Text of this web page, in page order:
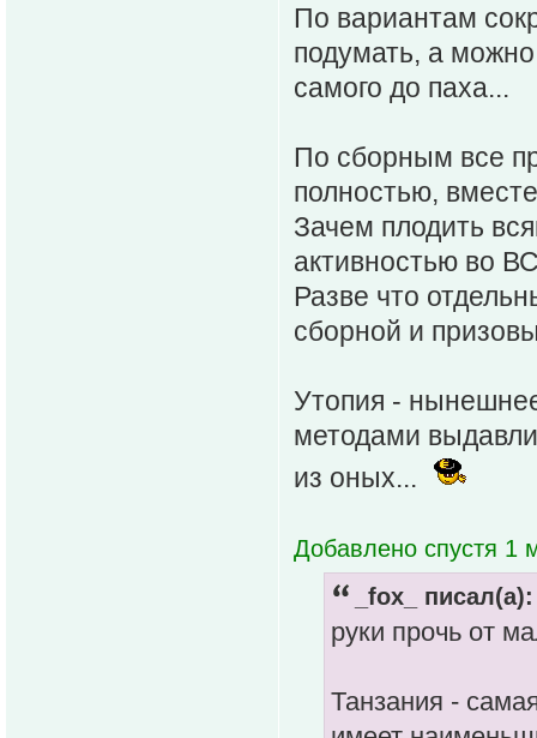
По вариантам
подумать, а
самого до паха...
По сборным все
полностью,
Зачем плодить
активностью во
Разве что
сборной и
Утопия -
методами
из оных...
Добавлено спустя 1
_fox_ писал(а):
руки прочь от
Танзания -